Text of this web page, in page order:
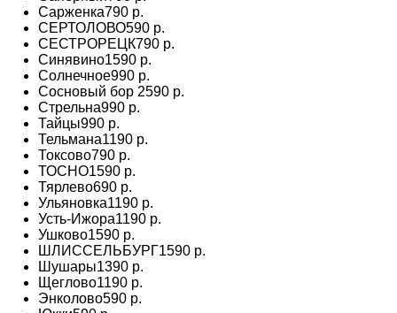
Сарженка790 р.
СЕРТОЛОВО590 р.
СЕСТРОРЕЦК790 р.
Синявино1590 р.
Солнечное990 р.
Сосновый бор 2590 р.
Стрельна990 р.
Тайцы990 р.
Тельмана1190 р.
Токсово790 р.
ТОСНО1590 р.
Тярлево690 р.
Ульяновка1190 р.
Усть-Ижора1190 р.
Ушково1590 р.
ШЛИССЕЛЬБУРГ1590 р.
Шушары1390 р.
Щеглово1190 р.
Энколово590 р.